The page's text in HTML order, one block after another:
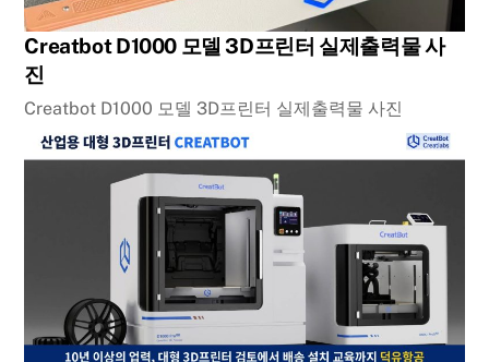
Creatbot D1000 모델 3D프린터 실제출력물 사
진
Creatbot D1000 모델 3D프린터 실제출력물 사진